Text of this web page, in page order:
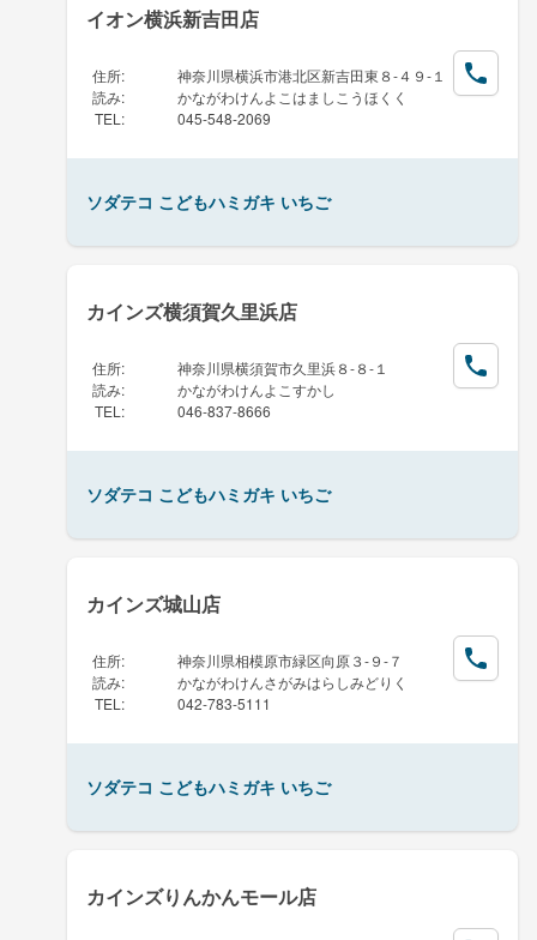
イオン横浜新吉田店
住所:
神奈川県横浜市港北区新吉田東８-４９-１
読み:
かながわけんよこはましこうほくく
TEL : 045-548-2069
ソダテコ こどもハミガキ いちご
カインズ横須賀久里浜店
住所:
神奈川県横須賀市久里浜８-８-１
読み:
かながわけんよこすかし
TEL : 046-837-8666
ソダテコ こどもハミガキ いちご
カインズ城山店
住所:
神奈川県相模原市緑区向原３-９-７
読み:
かながわけんさがみはらしみどりく
TEL : 042-783-5111
ソダテコ こどもハミガキ いちご
カインズりんかんモール店